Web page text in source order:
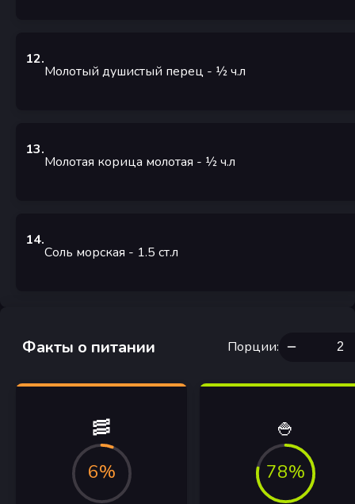
12.
Молотый душистый перец - ½ч.л
13.
Молотая корица молотая - ½ч.л
14.
Соль морская - 1.5 ст.л
Факты о питании Порции:
🥓
6%
🍚
78%